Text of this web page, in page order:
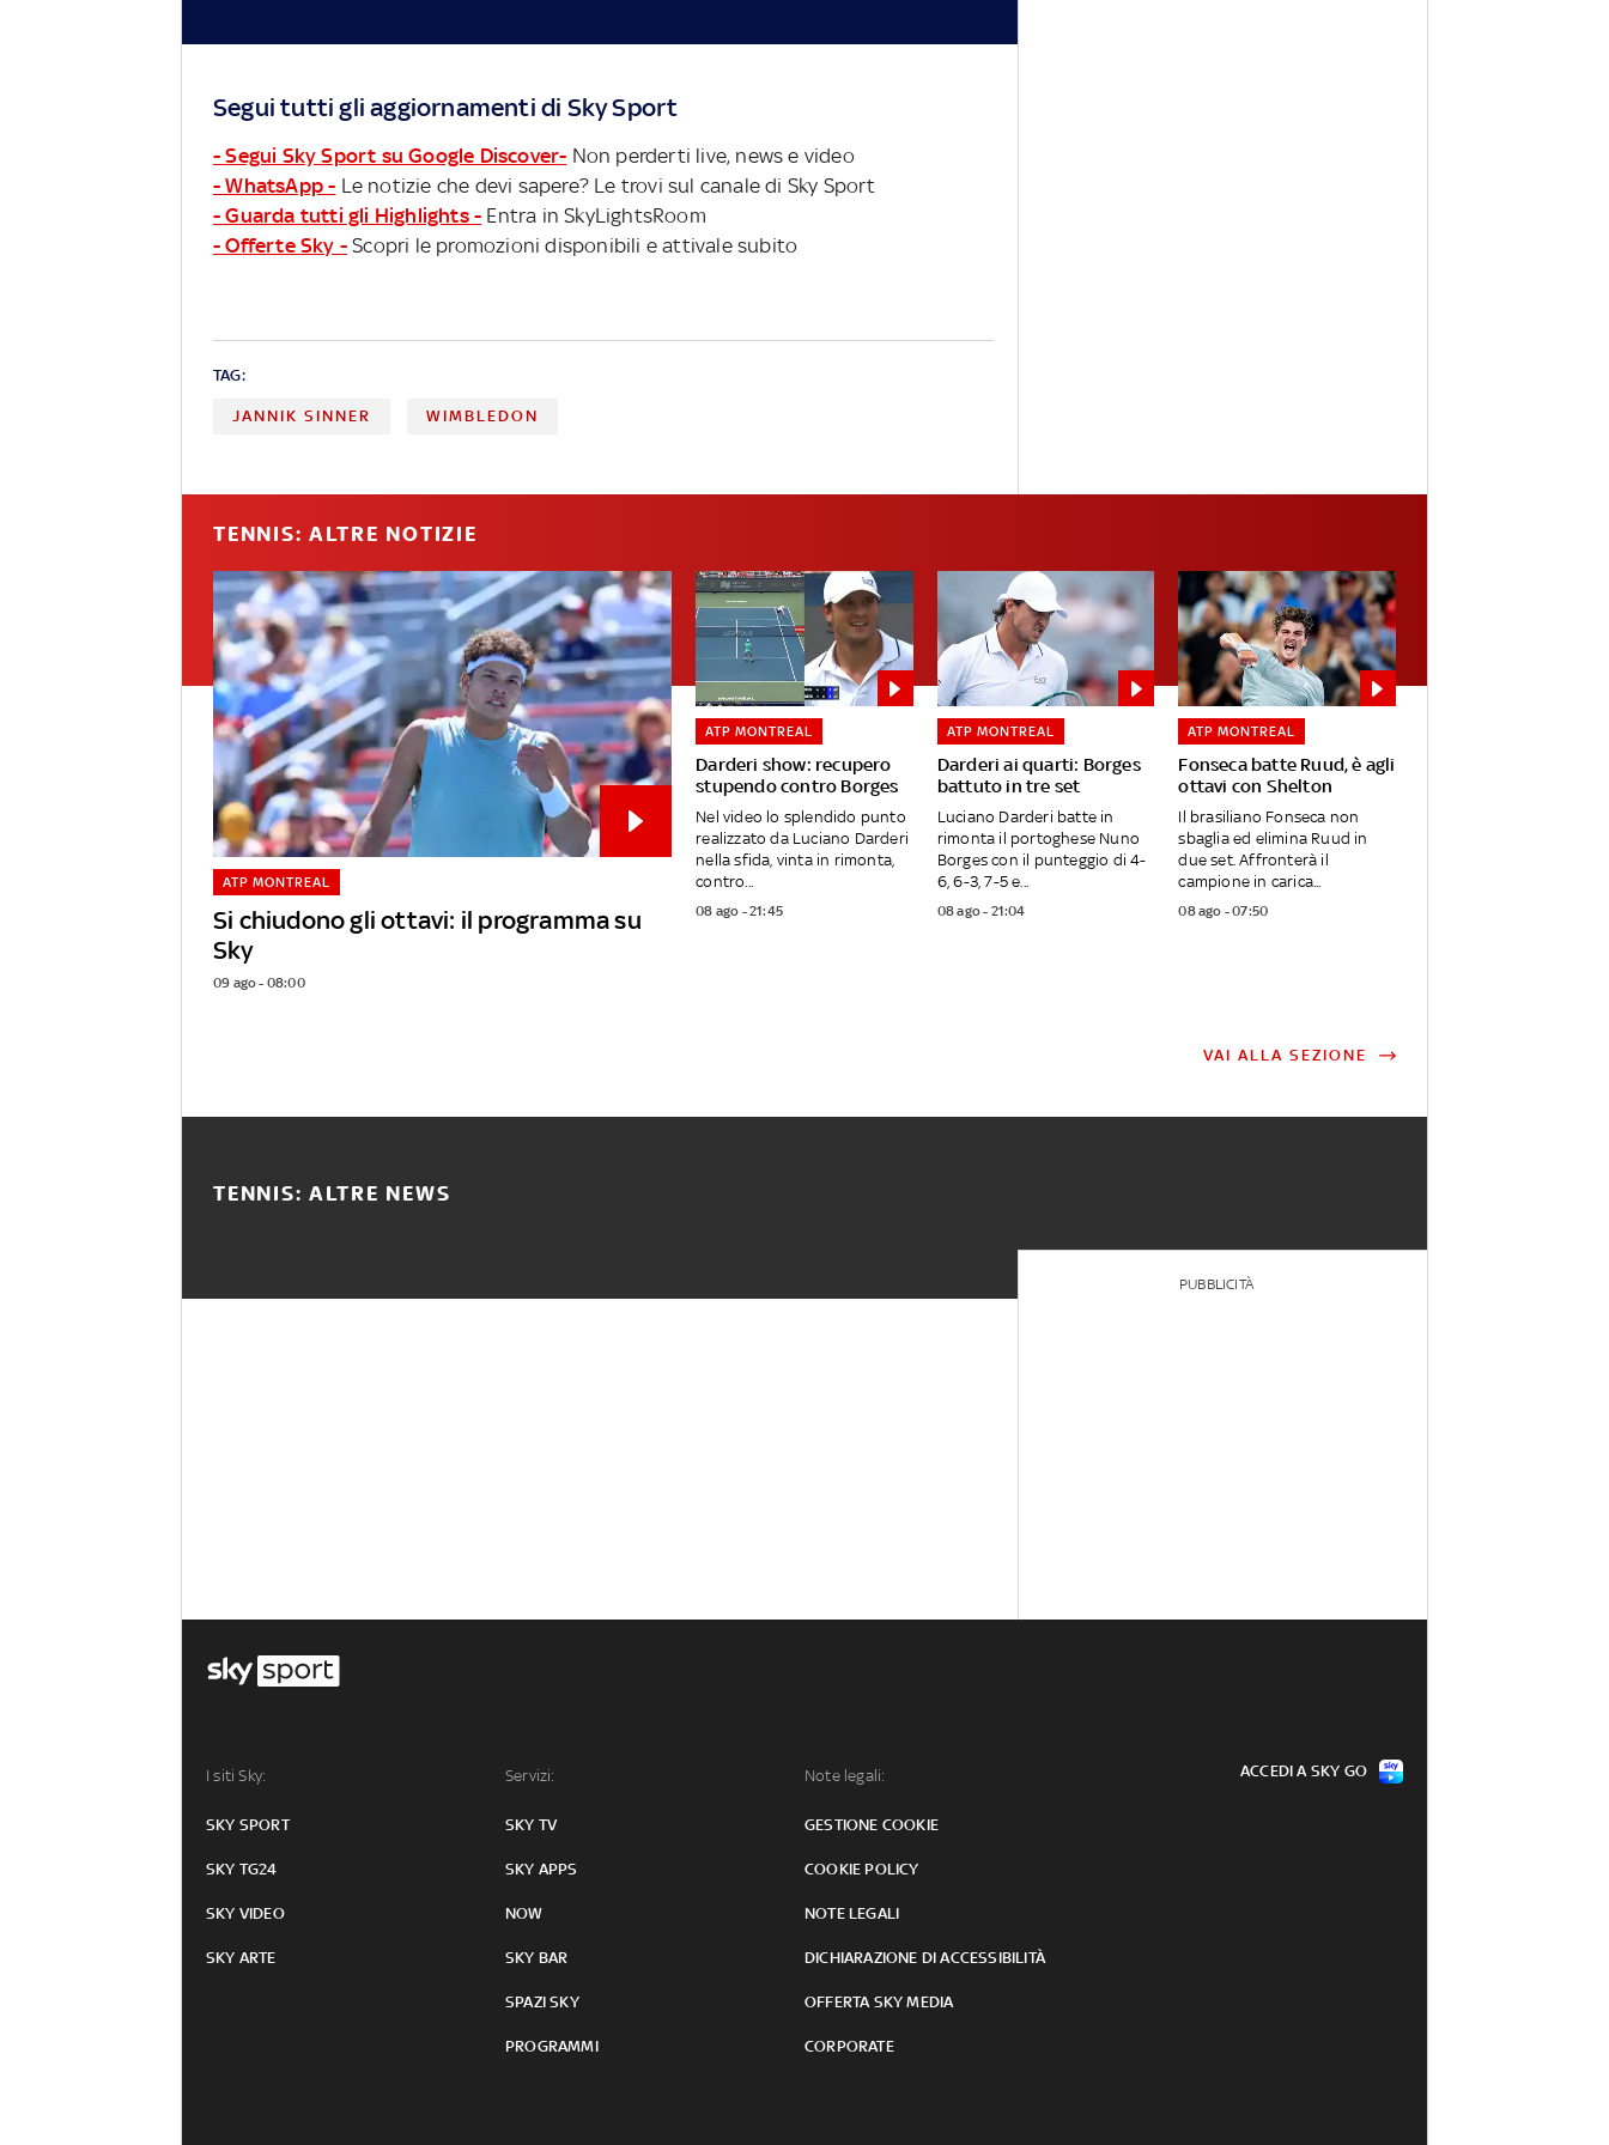
Segui tutti gli aggiornamenti di Sky Sport
- Segui Sky Sport su Google Discover- Non perderti live, news e video
- WhatsApp - Le notizie che devi sapere? Le trovi sul canale di Sky Sport
- Guarda tutti gli Highlights - Entra in SkyLightsRoom
- Offerte Sky - Scopri le promozioni disponibili e attivale subito
TAG:
JANNIK SINNER WIMBLEDON
TENNIS: ALTRE NOTIZIE
Si chiudono gli ottavi: il programma su
Sky
ATP MONTREAL
09 ago - 08:00
Darderi show: recupero
stupendo contro Borges
ATP MONTREAL
Nel video lo splendido punto
realizzato da Luciano Darderi
nella sfida, vinta in rimonta,
contro...
08 ago - 21:45
Darderi ai quarti: Borges
battuto in tre set
ATP MONTREAL
Luciano Darderi batte in
rimonta il portoghese Nuno
Borges con il punteggio di 4-
6, 6-3, 7-5 e...
08 ago - 21:04
Fonseca batte Ruud, è agli
ottavi con Shelton
ATP MONTREAL
Il brasiliano Fonseca non
sbaglia ed elimina Ruud in
due set. Affronterà il
campione in carica...
08 ago - 07:50
VAI ALLA SEZIONE
TENNIS: ALTRE NEWS
PUBBLICITÀ
I siti Sky:
SKY SPORT
SKY TG24
SKY VIDEO
SKY ARTE
Servizi:
SKY TV
SKY APPS
NOW
SKY BAR
SPAZI SKY
PROGRAMMI
Note legali:
GESTIONE COOKIE
COOKIE POLICY
NOTE LEGALI
DICHIARAZIONE DI ACCESSIBILITÀ
OFFERTA SKY MEDIA
CORPORATE
ACCEDI A SKY GO